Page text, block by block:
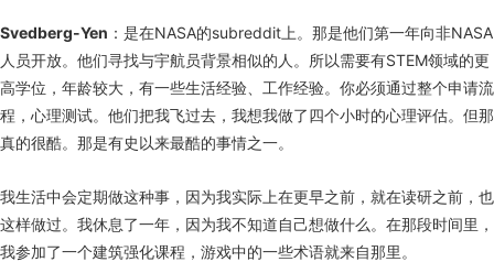
Svedberg-Yen ：是在NASA的subreddit上。那是他们第一年向非NASA
人员开放。他们寻找与宇航员背景相似的人。所以需要有STEM领域的更
高学位，年龄较大，有一些生活经验、工作经验。你必须通过整个申请流
程，心理测试。他们把我飞过去，我想我做了四个小时的心理评估。但那
真的很酷。那是有史以来最酷的事情之一。
我生活中会定期做这种事，因为我实际上在更早之前，就在读研之前，也
这样做过。我休息了一年，因为我不知道自己想做什么。在那段时间里，
我参加了一个建筑强化课程，游戏中的一些术语就来自那里。